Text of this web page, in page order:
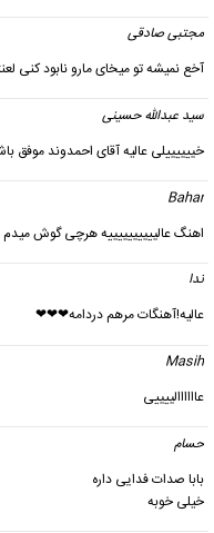
مجتبی صادقی
آخع نمیشه تو میخای مارو نابود کنی
سید عبدالله حسینی
خییییییلی عالیه آقای احمدوند موفق
Bahar
اهنگ عالییییییییییه هرچی گوش
ندا
عالیه!آهنگات مرهم دردامه❤❤❤
Masih
عاااااالییییی
حسام
بابا صدات فدایی داره
خیلی خوبه